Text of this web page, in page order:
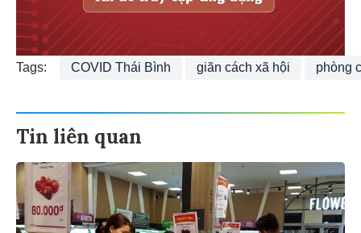
Tags: COVID Thái Bình giãn cách xã hội phòng
Tin liên quan